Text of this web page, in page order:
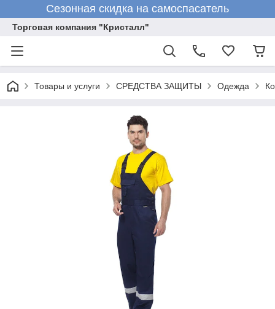
Сезонная скидка на самоспасатель
Торговая компания "Кристалл"
Товары и услуги СРЕДСТВА ЗАЩИТЫ Одежда